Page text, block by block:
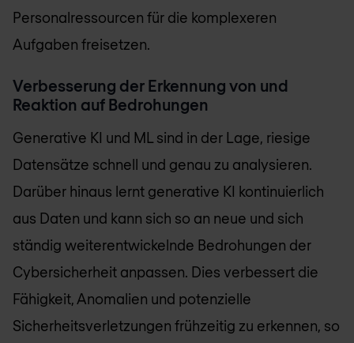
Personalressourcen für die komplexeren
Aufgaben freisetzen.
Verbesserung der Erkennung von und
Reaktion auf Bedrohungen
Generative KI und ML sind in der Lage, riesige
Datensätze schnell und genau zu analysieren.
Darüber hinaus lernt generative KI kontinuierlich
aus Daten und kann sich so an neue und sich
ständig weiterentwickelnde Bedrohungen der
Cybersicherheit anpassen. Dies verbessert die
Fähigkeit, Anomalien und potenzielle
Sicherheitsverletzungen frühzeitig zu erkennen, so